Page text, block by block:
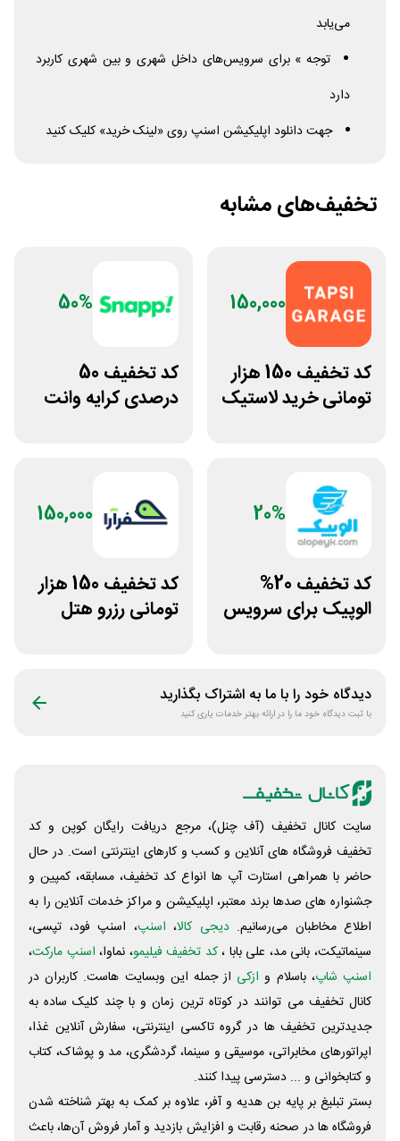
می‌یابد
توجه » برای سرویس‌های داخل شهری و بین شهری کاربرد
دارد
جهت دانلود اپلیکیشن اسنپ روی «لینک خرید» کلیک کنید
تخفیف‌های مشابه
150,000
کد تخفیف 150 هزار
تومانی خرید لاستیک
50%
کد تخفیف 50
درصدی کرایه وانت
20%
کد تخفیف 20%
الوپیک برای سرویس
150,000
کد تخفیف 150 هزار
تومانی رزرو هتل
دیدگاه خود را با ما به اشتراک بگذارید
با ثبت دیدگاه خود ما را در ارائه بهتر خدمات یاری کنید
سایت کانال تخفیف (آف چنل)، مرجع دریافت رایگان کوپن و کد
تخفیف فروشگاه های آنلاین و کسب و‌ کارهای اینترنتی است. در حال
حاضر با همراهی استارت آپ ها انواع کد تخفیف، مسابقه، کمپین و
جشنواره های صدها برند معتبر، اپلیکیشن و مراکز خدمات آنلاین را به
اطلاع مخاطبان می‌رسانیم. دیجی کالا، اسنپ، اسنپ فود، تپسی،
سینماتیکت، بانی مد، علی‌ بابا ،کد تخفیف فیلیمو، نماوا، اسنپ مارکت،
اسنپ شاپ، باسلام و ازکی از جمله این وبسایت ‌هاست. کاربران در
کانال تخفیف می توانند در کوتاه ترین زمان و با چند کلیک ساده به
جدیدترین تخفیف ها در گروه تاکسی اینترنتی، سفارش آنلاین غذا،
اپراتورهای مخابراتی، موسیقی و سینما، گردشگری، مد و پوشاک، کتاب
و کتابخوانی و ... دسترسی پیدا کنند.
بستر تبلیغ بر پایه بن هدیه و آفر، علاوه بر کمک به بهتر شناخته شدن
فروشگاه ها در صحنه رقابت و افزایش بازدید و آمار فروش آن‌ها، باعث